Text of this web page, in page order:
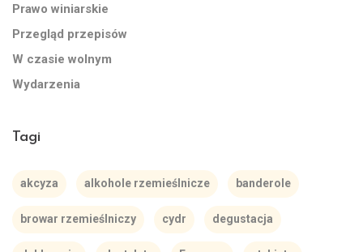
Prawo winiarskie
Przegląd przepisów
W czasie wolnym
Wydarzenia
Tagi
akcyza alkohole rzemieślnicze banderole
browar rzemieślniczy cydr degustacja